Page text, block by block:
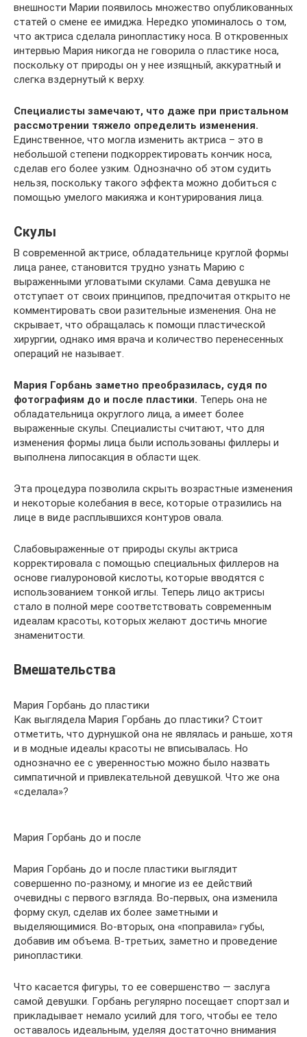
внешности Марии появилось множество опубликованных
статей о смене ее имиджа. Нередко упоминалось о том,
что актриса сделала ринопластику носа. В откровенных
интервью Мария никогда не говорила о пластике носа,
поскольку от природы он у нее изящный, аккуратный и
слегка вздернутый к верху.
Специалисты замечают, что даже при пристальном
рассмотрении тяжело определить изменения.
Единственное, что могла изменить актриса – это в
небольшой степени подкорректировать кончик носа,
сделав его более узким. Однозначно об этом судить
нельзя, поскольку такого эффекта можно добиться с
помощью умелого макияжа и контурирования лица.
Скулы
В современной актрисе, обладательнице круглой формы
лица ранее, становится трудно узнать Марию с
выраженными угловатыми скулами. Сама девушка не
отступает от своих принципов, предпочитая открыто не
комментировать свои разительные изменения. Она не
скрывает, что обращалась к помощи пластической
хирургии, однако имя врача и количество перенесенных
операций не называет.
Мария Горбань заметно преобразилась, судя по
фотографиям до и после пластики. Теперь она не
обладательница округлого лица, а имеет более
выраженные скулы. Специалисты считают, что для
изменения формы лица были использованы филлеры и
выполнена липосакция в области щек.
Эта процедура позволила скрыть возрастные изменения
и некоторые колебания в весе, которые отразились на
лице в виде расплывшихся контуров овала.
Слабовыраженные от природы скулы актриса
корректировала с помощью специальных филлеров на
основе гиалуроновой кислоты, которые вводятся с
использованием тонкой иглы. Теперь лицо актрисы
стало в полной мере соответствовать современным
идеалам красоты, которых желают достичь многие
знаменитости.
Вмешательства
Мария Горбань до пластики
Как выглядела Мария Горбань до пластики? Стоит
отметить, что дурнушкой она не являлась и раньше, хотя
и в модные идеалы красоты не вписывалась. Но
однозначно ее с уверенностью можно было назвать
симпатичной и привлекательной девушкой. Что же она
«сделала»?
Мария Горбань до и после
Мария Горбань до и после пластики выглядит
совершенно по-разному, и многие из ее действий
очевидны с первого взгляда. Во-первых, она изменила
форму скул, сделав их более заметными и
выделяющимися. Во-вторых, она «поправила» губы,
добавив им объема. В-третьих, заметно и проведение
ринопластики.
Что касается фигуры, то ее совершенство — заслуга
самой девушки. Горбань регулярно посещает спортзал и
прикладывает немало усилий для того, чтобы ее тело
оставалось идеальным, уделяя достаточно внимания